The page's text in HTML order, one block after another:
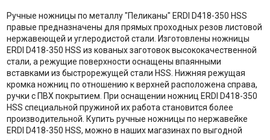
Ручные ножницы по металлу "Пеликаны" ERDI D418-350 HSS
правые предназначены для прямых проходных резов листовой
нержавеющей и углеродистой стали. Изготовлены ножницы
ERDI D418-350 HSS из кованых заготовок высококачественной
стали, а режущие поверхности оснащены впаянными
вставками из быстрорежущей стали HSS. Нижняя режущая
кромка ножниц по отношению к верхней расположена справа,
ручки с ПВХ покрытием. При оснащении ножниц ERDI D418-350
HSS специальной пружиной их работа становится более
производительной. Купить ручные ножницы по нержавейке
ERDI D418-350 HSS, можно в наших магазинах по выгодной